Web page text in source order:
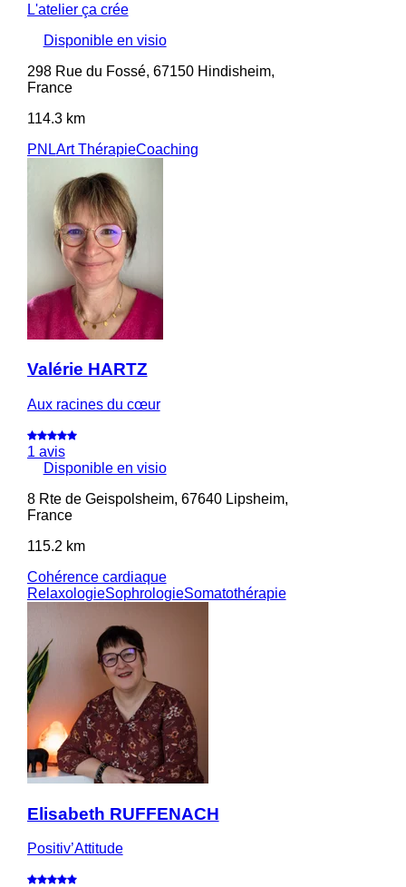
L'atelier ça crée
Disponible en visio
298 Rue du Fossé, 67150 Hindisheim,
France
114.3 km
PNLArt ThérapieCoaching
Valérie HARTZ
Aux racines du cœur
1 avis
Disponible en visio
8 Rte de Geispolsheim, 67640 Lipsheim,
France
115.2 km
Cohérence cardiaque
RelaxologieSophrologieSomatothérapie
Elisabeth RUFFENACH
Positiv’Attitude